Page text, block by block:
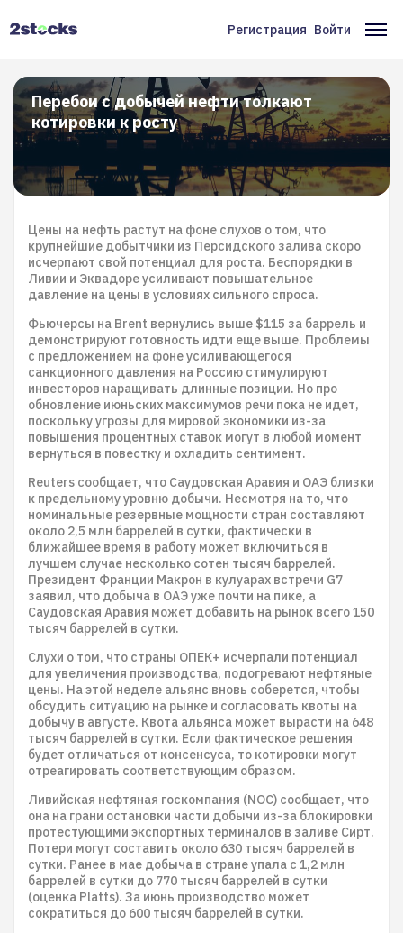
Меню
учётной
записи
пользователя
Регистрация Войти
Перебои с добычей нефти толкают
котировки к росту
Цены на нефть растут на фоне слухов о том, что
крупнейшие добытчики из Персидского залива скоро
исчерпают свой потенциал для роста. Беспорядки в
Ливии и Эквадоре усиливают повышательное
давление на цены в условиях сильного спроса.
Фьючерсы на Brent вернулись выше $115 за баррель и
демонстрируют готовность идти еще выше. Проблемы
с предложением на фоне усиливающегося
санкционного давления на Россию стимулируют
инвесторов наращивать длинные позиции. Но про
обновление июньских максимумов речи пока не идет,
поскольку угрозы для мировой экономики из-за
повышения процентных ставок могут в любой момент
вернуться в повестку и охладить сентимент.
Reuters сообщает, что Саудовская Аравия и ОАЭ близки
к предельному уровню добычи. Несмотря на то, что
номинальные резервные мощности стран составляют
около 2,5 млн баррелей в сутки, фактически в
ближайшее время в работу может включиться в
лучшем случае несколько сотен тысяч баррелей.
Президент Франции Макрон в кулуарах встречи G7
заявил, что добыча в ОАЭ уже почти на пике, а
Саудовская Аравия может добавить на рынок всего 150
тысяч баррелей в сутки.
Слухи о том, что страны ОПЕК+ исчерпали потенциал
для увеличения производства, подогревают нефтяные
цены. На этой неделе альянс вновь соберется, чтобы
обсудить ситуацию на рынке и согласовать квоты на
добычу в августе. Квота альянса может вырасти на 648
тысяч баррелей в сутки. Если фактическое решения
будет отличаться от консенсуса, то котировки могут
отреагировать соответствующим образом.
Ливийская нефтяная госкомпания (NOC) сообщает, что
она на грани остановки части добычи из-за блокировки
протестующими экспортных терминалов в заливе Сирт.
Потери могут составить около 630 тысяч баррелей в
сутки. Ранее в мае добыча в стране упала с 1,2 млн
баррелей в сутки до 770 тысяч баррелей в сутки
(оценка Platts). За июнь производство может
сократиться до 600 тысяч баррелей в сутки.